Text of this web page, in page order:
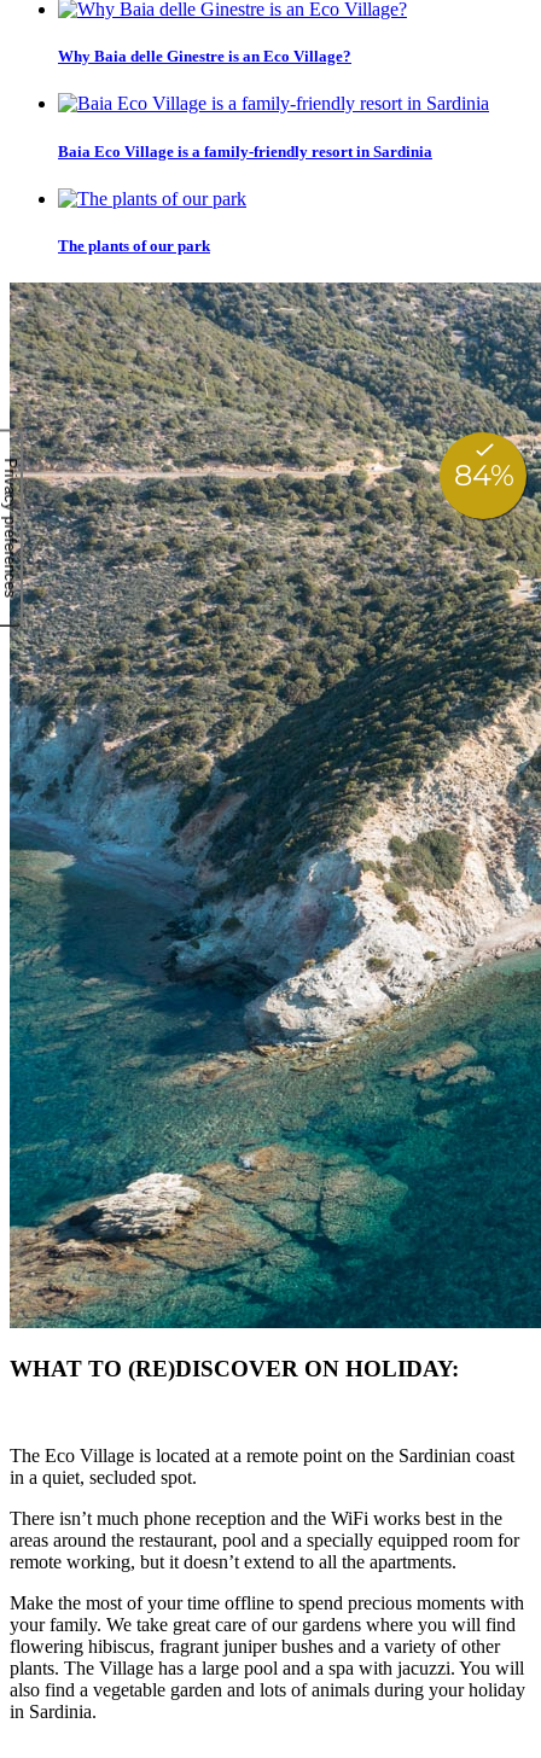
Why Baia delle Ginestre is an Eco Village?
Baia Eco Village is a family-friendly resort in Sardinia
The plants of our park
WHAT TO (RE)DISCOVER ON HOLIDAY:
The Eco Village is located at a remote point on the Sardinian coast
in a quiet, secluded spot.
There isn’t much phone reception and the WiFi works best in the
areas around the restaurant, pool and a specially equipped room for
remote working, but it doesn’t extend to all the apartments.
Make the most of your time offline to spend precious moments with
your family. We take great care of our gardens where you will find
flowering hibiscus, fragrant juniper bushes and a variety of other
plants. The Village has a large pool and a spa with jacuzzi. You will
also find a vegetable garden and lots of animals during your holiday
in Sardinia.